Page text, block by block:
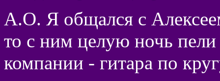
А.О. Я общался с
то с ним целую ночь
компании - гитара по